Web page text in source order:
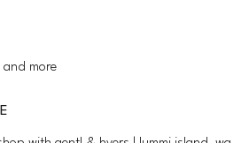
and more